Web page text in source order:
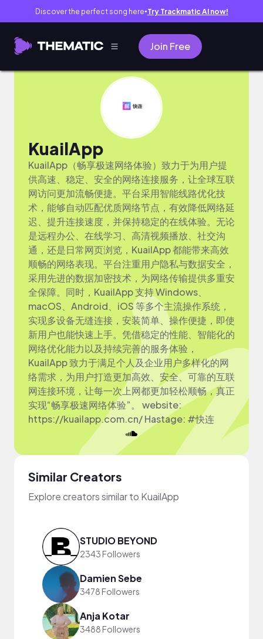
Discover the perfect song here● Try Trackmatic AI now!
Join Free
KuailApp
KuailApp（畅享极速网络体验）致力于为用户提
供高速、稳定、安全的网络连接服务，让全球互联
网访问更加流畅便捷。平台采用智能线路优化技
术，能够自动匹配优质网络节点，有效降低网络延
迟、提升连接速度，并保持稳定的在线体验。无论
是远程办公、在线学习、高清视频播放、社交沟
通，还是日常网页浏览，KuailApp 都能带来高效
顺畅的网络表现。平台注重用户隐私与数据安全，
采用先进的数据加密技术，为网络传输提供多重安
全保障。同时，KuailApp 支持 Windows、
macOS、Android、iOS 等多个主流操作系统，
实现多设备无缝连接，安装简单、操作便捷，即使
新用户也能快速上手。凭借稳定的性能、智能化的
网络优化能力以及持续完善的服务体验，
KuailApp 致力于满足个人及企业用户多样化的网
络需求，为用户打造更加高效、安全、可靠的互联
网连接环境，让每一次上网都更加轻松顺畅，真正
实现“畅享极速网络体验”。 website:
https://kuailapp.com.cn/ Hastage: #快连
Similar Creators
Explore creators similar to KuailApp
STUDIO BEYOND
2343 Followers
Damien Sebe
3478 Followers
Anja Kotar
3488 Followers